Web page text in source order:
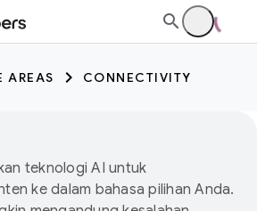
AREAS CONNECTIVITY
teknologi AI untuk
ke dalam bahasa pilihan Anda.